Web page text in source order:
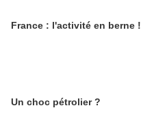
France : l'activité en berne !
Un choc pétrolier ?